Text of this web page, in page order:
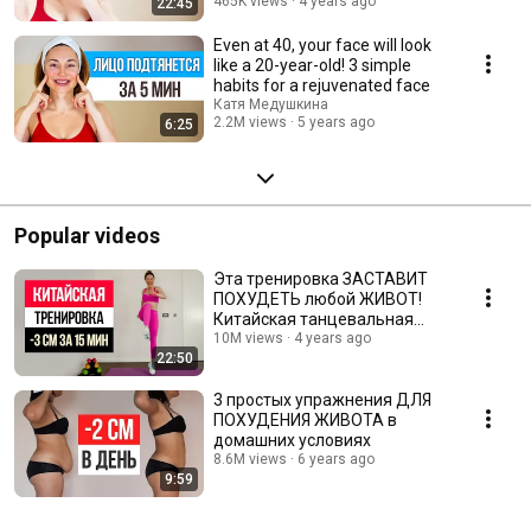
6:25
Even at 40, your face will look
like a 20-year-old! 3 simple
habits for a rejuvenated face
Катя Медушкина
2.2M views
5 years ago
Popular videos
22:50
Эта тренировка ЗАСТАВИТ
ПОХУДЕТЬ любой ЖИВОТ!
Китайская танцевальная
тренировка для похудения
10M views 4 years ago
9:59
3 простых упражнения ДЛЯ
ПОХУДЕНИЯ ЖИВОТА в
домашних условиях
8.6M views 6 years ago